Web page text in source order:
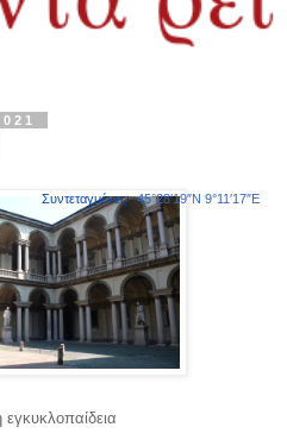
εγκυκλοπαίδεια
Συντεταγμένες: 45°28′19″N 9°11′17″E